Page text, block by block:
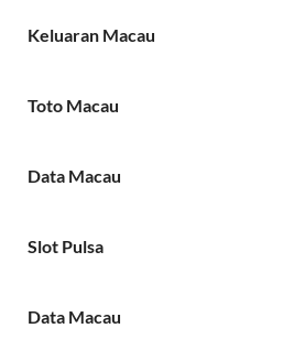
Keluaran Macau
Toto Macau
Data Macau
Slot Pulsa
Data Macau